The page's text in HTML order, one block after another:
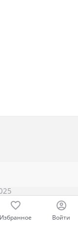
Избранное Войти